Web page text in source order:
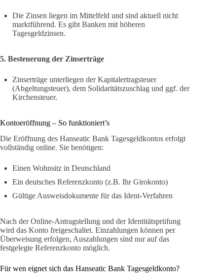
Die Zinsen liegen im Mittelfeld und sind aktuell nicht
marktführend. Es gibt Banken mit höheren
Tagesgeldzinsen.
5. Besteuerung der Zinserträge
Zinserträge unterliegen der Kapitalertragsteuer
(Abgeltungsteuer), dem Solidaritätszuschlag und ggf. der
Kirchensteuer.
Kontoeröffnung – So funktioniert’s
Die Eröffnung des Hanseatic Bank Tagesgeldkontos erfolgt
vollständig online. Sie benötigen:
Einen Wohnsitz in Deutschland
Ein deutsches Referenzkonto (z.B. Ihr Girokonto)
Gültige Ausweisdokumente für das Ident-Verfahren
Nach der Online-Antragstellung und der Identitätsprüfung
wird das Konto freigeschaltet. Einzahlungen können per
Überweisung erfolgen, Auszahlungen sind nur auf das
festgelegte Referenzkonto möglich.
Für wen eignet sich das Hanseatic Bank Tagesgeldkonto?